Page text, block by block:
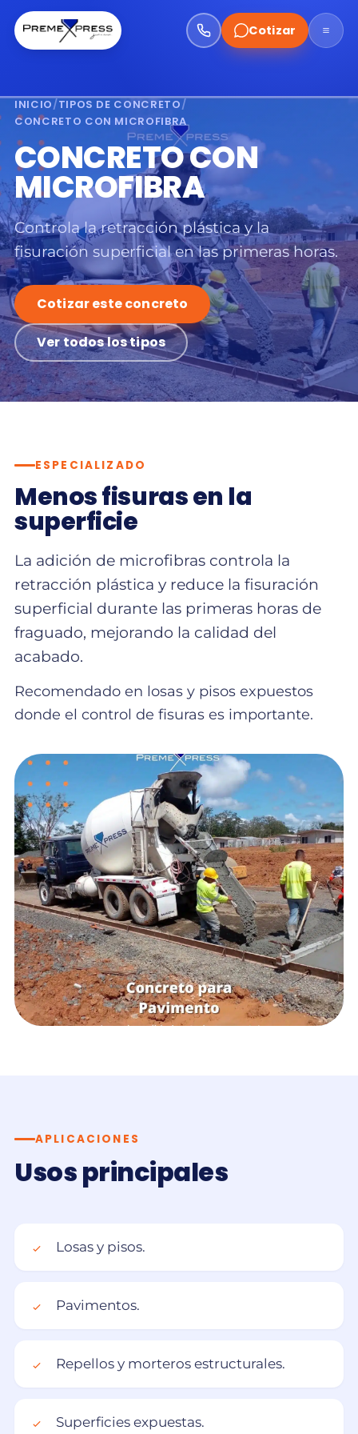
Cotizar
INICIO/TIPOS DE CONCRETO/
CONCRETO CON MICROFIBRA
CONCRETO CON
MICROFIBRA
Controla la retracción plástica y la
fisuración superficial en las primeras horas.
Cotizar este concreto
Ver todos los tipos
ESPECIALIZADO
Menos fisuras en la
superficie
La adición de microfibras controla la
retracción plástica y reduce la fisuración
superficial durante las primeras horas de
fraguado, mejorando la calidad del
acabado.
Recomendado en losas y pisos expuestos
donde el control de fisuras es importante.
APLICACIONES
Usos principales
Losas y pisos.
Pavimentos.
Repellos y morteros estructurales.
Superficies expuestas.